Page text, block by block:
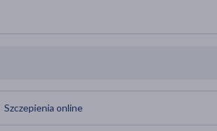
Szczepienia online